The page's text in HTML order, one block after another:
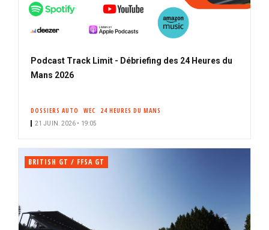
Podcast Track Limit - Débriefing des 24 Heures du
Mans 2026
DOSSIERS AUTO WEC 24 HEURES DU MANS
21 JUIN. 2026 • 19:05
BRITISH GT / FFSA GT